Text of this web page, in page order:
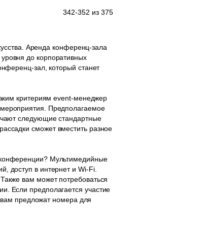
342-352 из 375
Аренда конференц-зала
до корпоративных
зал, который станет
критериям event-менеджер
Предполагаемое
следующие стандартные
сможет вместить разное
Мультимедийные
доступ в интернет и Wi-Fi.
вам может потребоваться
Если предполагается участие
вам предложат номера для